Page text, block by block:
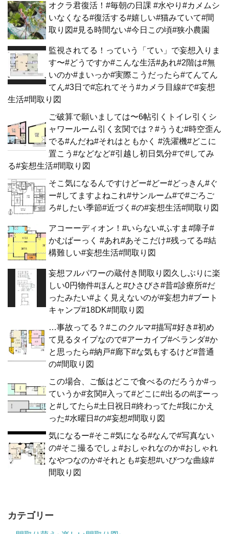
オクラ君復活！#毎朝の日課 #水やり#カメムシ
いなくなる#復活する#嬉しい#猫みていて#間
取り図#見る時間ない#今日この頃#狭小農園
監視されてる！っていう「てい」で妄想入りま
す〜#どうですか#こんな生活#あれ#2階は#無
いのか#まいっか#実際こうだったら#てんてん
てん#3日で#忘れてそう#カメラ目線#で#妄想
生活#間取り図
ご破算で願いましては〜6帖引くトイレ引くシ
ャワールーム引く玄関では？#ううむ#時空歪ん
でる#んだね#それはともかく #洗濯機#どこに
置こう#などなど#引越し初日気分#で#してみ
る#妄想生活#間取り図
そこ気になるんですけどー#どー#どっきん#ぐ
ー#してますよねこれ#サンルーム#で#ごろご
ろ#したい季節#近づく#の#妄想生活#間取り図
アコーーディオン！#いらない#ふすま#障子#
かむばーっく #あれ#あそこだけ#残ってる#結
構難しい#妄想生活#間取り図
妄想フルパワーの蔵付き間取り図久しぶりに楽
しい0円物件#ほんと#ひさびさ#昔#診療所#だ
ったみたい#よく見えないのが#妄想力#ブート
キャンプ#18DK#間取り図
…事故ってる？#このクルマ#描写#好き#初め
て見るタイプなので#アーカイブ#ベランダ#か
と思ったら#納戸#廊下#な気もするけど#普通
の#間取り図
この場合、ご飯はどこで食べるのだろうか#っ
ていうか#玄関#入って#どこに#出るの#ぼーっ
と#してたら#土日祝日#終わってた#我にかえ
った#水曜日#の#妄想#間取り図
気になるー#そこ#気になる#なんで#写真ない
の#そこ撮るでしょ#おしゃれなのか#おしゃれ
なやつなのか#それとも#妄想#いびつな曲線#
間取り図
カテゴリー